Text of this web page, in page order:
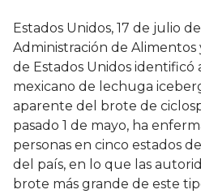
Estados Unidos, 17 de julio
Administración de Alimentos
de Estados Unidos
mexicano de lechuga
aparente del brote de
pasado 1 de mayo, ha
personas en cinco estados
del país, en lo que las
brote más grande de este